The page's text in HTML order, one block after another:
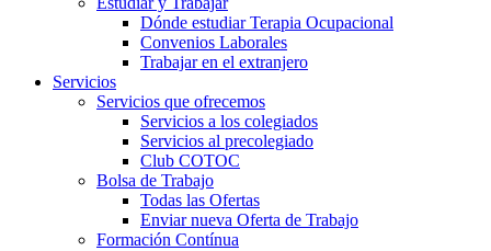
Dónde estudiar Terapia Ocupacional
Convenios Laborales
Trabajar en el extranjero
Servicios
Servicios que ofrecemos
Servicios a los colegiados
Servicios al precolegiado
Club COTOC
Bolsa de Trabajo
Todas las Ofertas
Enviar nueva Oferta de Trabajo
Formación Contínua